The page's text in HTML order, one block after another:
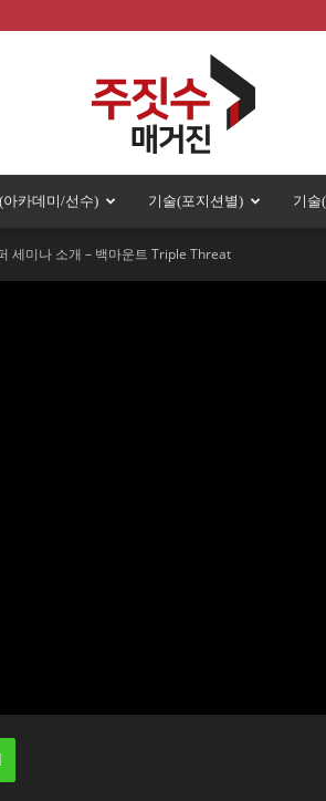
아카데미/선수) 기술(포지션별) 기술
세미나 소개 – 백마운트 Triple Threat